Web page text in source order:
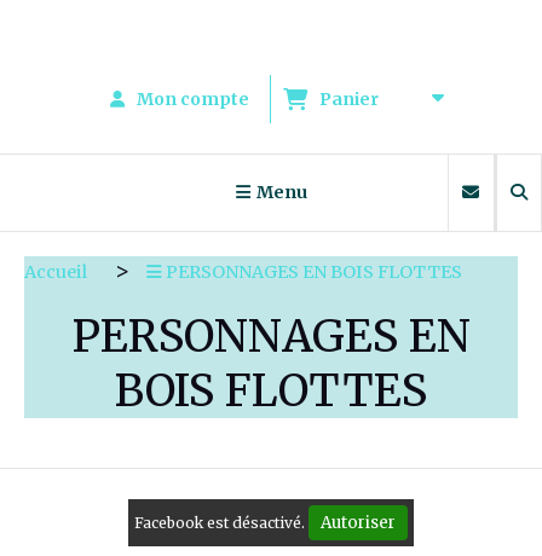
Mon compte Panier
Menu
Accueil PERSONNAGES EN BOIS FLOTTES
PERSONNAGES EN
BOIS FLOTTES
Facebook est désactivé. Autoriser